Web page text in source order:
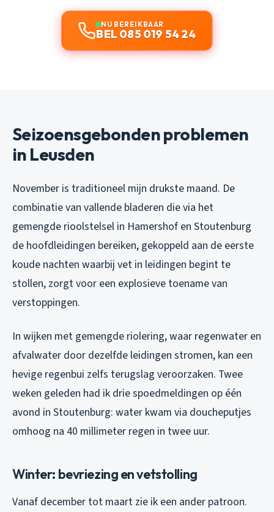
NU BEREIKBAAR
BEL 085 019 54 24
Seizoensgebonden problemen
in Leusden
November is traditioneel mijn drukste maand. De
combinatie van vallende bladeren die via het
gemengde rioolstelsel in Hamershof en Stoutenburg
de hoofdleidingen bereiken, gekoppeld aan de eerste
koude nachten waarbij vet in leidingen begint te
stollen, zorgt voor een explosieve toename van
verstoppingen.
In wijken met gemengde riolering, waar regenwater en
afvalwater door dezelfde leidingen stromen, kan een
hevige regenbui zelfs terugslag veroorzaken. Twee
weken geleden had ik drie spoedmeldingen op één
avond in Stoutenburg: water kwam via doucheputjes
omhoog na 40 millimeter regen in twee uur.
Winter: bevriezing en vetstolling
Vanaf december tot maart zie ik een ander patroon.